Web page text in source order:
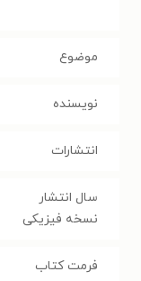
موضوع
نویسنده
انتشارات
سال انتشار
نسخه فیزیکی
فرمت کتاب